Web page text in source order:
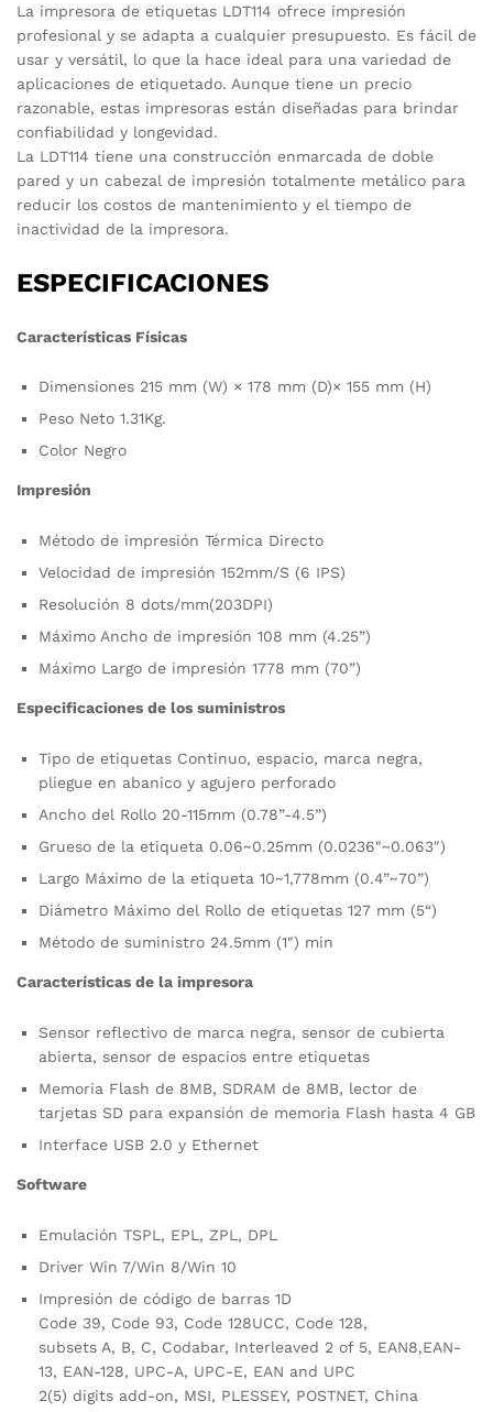
La impresora de etiquetas LDT114 ofrece impresión
profesional y se adapta a cualquier presupuesto. Es fácil de
usar y versátil, lo que la hace ideal para una variedad de
aplicaciones de etiquetado. Aunque tiene un precio
razonable, estas impresoras están diseñadas para brindar
confiabilidad y longevidad.
La LDT114 tiene una construcción enmarcada de doble
pared y un cabezal de impresión totalmente metálico para
reducir los costos de mantenimiento y el tiempo de
inactividad de la impresora.
ESPECIFICACIONES
Características Físicas
Dimensiones 215 mm (W) × 178 mm (D)× 155 mm (H)
Peso Neto 1.31Kg.
Color Negro
Impresión
Método de impresión Térmica Directo
Velocidad de impresión 152mm/S (6 IPS)
Resolución 8 dots/mm(203DPI)
Máximo Ancho de impresión 108 mm (4.25”)
Máximo Largo de impresión 1778 mm (70”)
Especificaciones de los suministros
Tipo de etiquetas Continuo, espacio, marca negra,
pliegue en abanico y agujero perforado
Ancho del Rollo 20-115mm (0.78”-4.5”)
Grueso de la etiqueta 0.06~0.25mm (0.0236″~0.063″)
Largo Máximo de la etiqueta 10~1,778mm (0.4”~70”)
Diámetro Máximo del Rollo de etiquetas 127 mm (5“)
Método de suministro 24.5mm (1″) min
Características de la impresora
Sensor reflectivo de marca negra, sensor de cubierta
abierta, sensor de espacios entre etiquetas
Memoria Flash de 8MB, SDRAM de 8MB, lector de
tarjetas SD para expansión de memoria Flash hasta 4 GB
Interface USB 2.0 y Ethernet
Software
Emulación TSPL, EPL, ZPL, DPL
Driver Win 7/Win 8/Win 10
Impresión de código de barras 1D
Code 39, Code 93, Code 128UCC, Code 128,
subsets A, B, C, Codabar, Interleaved 2 of 5, EAN8,EAN-
13, EAN-128, UPC-A, UPC-E, EAN and UPC
2(5) digits add-on, MSI, PLESSEY, POSTNET, China